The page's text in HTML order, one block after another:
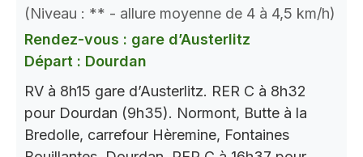
(Niveau : ** - allure moyenne de 4 à 4,5 km/h)
Rendez-vous : gare d’Austerlitz
Départ : Dourdan
RV à 8h15 gare d’Austerlitz. RER C à 8h32
pour Dourdan (9h35). Normont, Butte à la
Bredolle, carrefour Hèremine, Fontaines